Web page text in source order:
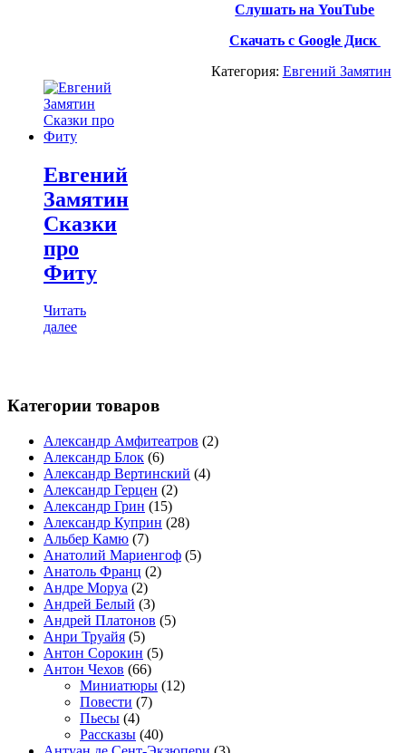
Слушать на YouTube
Скачать с Google Диск
Категория: Евгений Замятин
Евгений
Замятин
Сказки
про
Фиту
Читать
далее
Категории товаров
Александр Амфитеатров (2)
Александр Блок (6)
Александр Вертинский (4)
Александр Герцен (2)
Александр Грин (15)
Александр Куприн (28)
Альбер Камю (7)
Анатолий Мариенгоф (5)
Анатоль Франц (2)
Андре Моруа (2)
Андрей Белый (3)
Андрей Платонов (5)
Анри Труайя (5)
Антон Сорокин (5)
Антон Чехов (66)
Миниатюры (12)
Повести (7)
Пьесы (4)
Рассказы (40)